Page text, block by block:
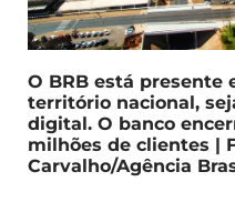
O BRB está presente
território nacional,
digital. O banco
milhões de clientes |
Carvalho/Agência